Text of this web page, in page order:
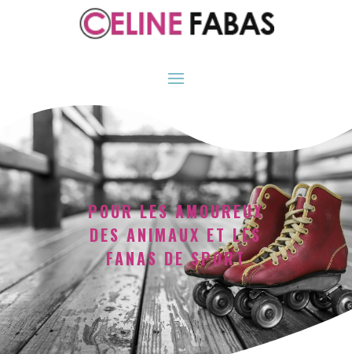
POUR LES AMOUREUX
DES ANIMAUX ET LES
FANAS DE SPORT